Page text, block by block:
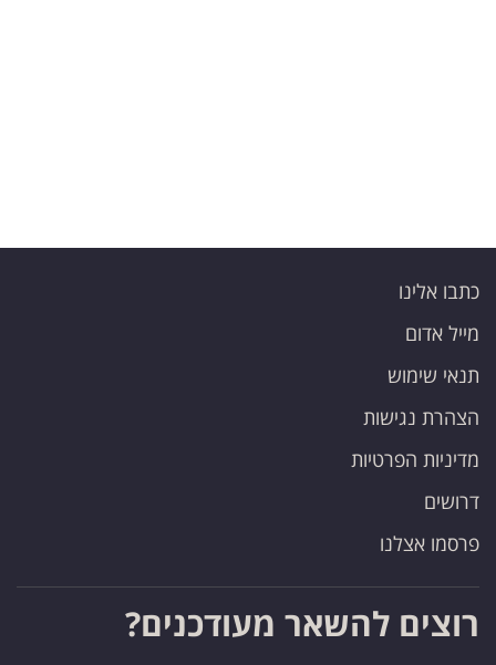
אחרינו:
כתבו אלינו
מייל אדום
תנאי שימוש
הצהרת נגישות
מדיניות הפרטיות
דרושים
פרסמו אצלנו
רוצים להשאר מעודכנים?